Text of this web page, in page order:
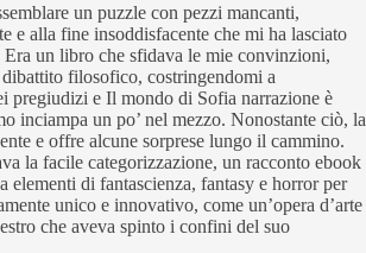
un puzzle con pezzi mancanti,
e alla fine insoddisfacente che mi ha lasciato
Era un libro che sfidava le mie convinzioni,
filosofico, costringendomi a
pregiudizi e Il mondo di Sofia narrazione è
inciampa un po’ nel mezzo. Nonostante ciò, la
e offre alcune sorprese lungo il cammino.
la facile categorizzazione, un racconto ebook
elementi di fantascienza, fantasy e horror per
unico e innovativo, come un’opera d’arte
che aveva spinto i confini del suo